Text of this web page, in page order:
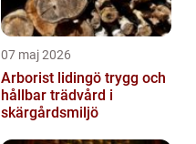
07 maj 2026
Arborist lidingö trygg och
hållbar trädvård i
skärgårdsmiljö